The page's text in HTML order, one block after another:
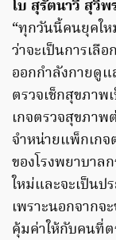
โบ สุรัตนาวี สุวิพ
“ทุกวันนี้คนยุคใ
ว่าจะเป็นการเลื
ออกกำลังกายดูแ
ตรวจเช็กสุขภาพ
เกจตรวจสุขภาพ
จำหน่ายแพ็กเก
ของโรงพยาบาล
ใหม่และจะเป็นป
เพราะนอกจากจ
คุ้มค่าให้กับคนที่